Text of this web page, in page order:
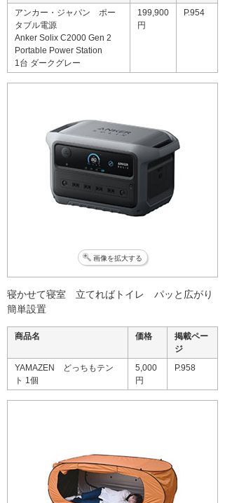
アンカー・ジャパン ポー
タブル電源
Anker Solix C2000 Gen 2
Portable Power Station
1台 ダークグレー
199,900
円
P.954
画像を拡大する
寝かせて寝室 立てればトイレ パッと広がり
簡単設置
商品名 価格
掲載ペー
ジ
YAMAZEN どっちもテン
ト 1個
5,000
円
P.958